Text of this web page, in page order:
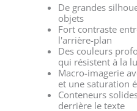
De grandes
objets
Fort contraste
l'arrière-plan
Des couleurs
qui résistent à la
Macro-imagerie
et une saturation
Conteneurs
derrière le texte